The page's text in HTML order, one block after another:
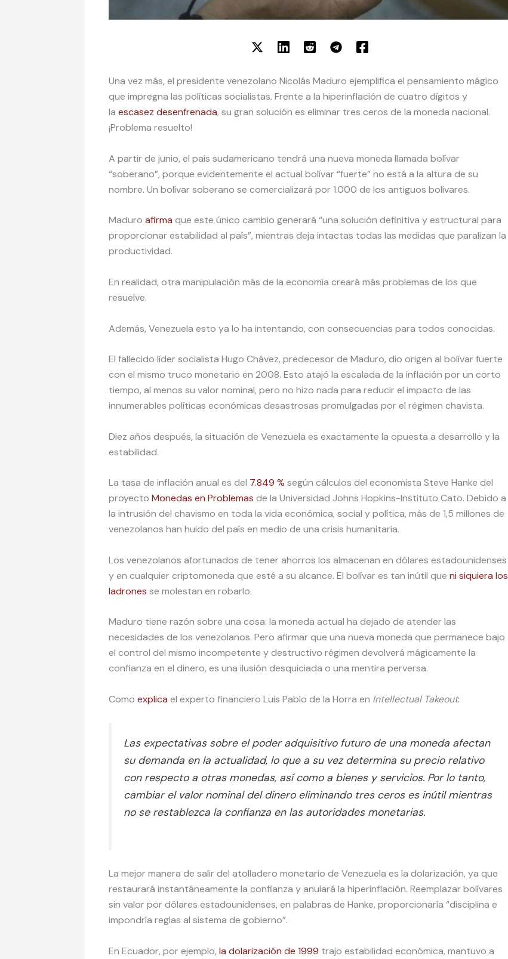
Una vez más, el presidente venezolano Nicolás Maduro ejemplifica el pensamiento mágico
que impregna las políticas socialistas. Frente a la hiperinflación de cuatro dígitos y
la escasez desenfrenada, su gran solución es eliminar tres ceros de la moneda nacional.
¡Problema resuelto!
A partir de junio, el país sudamericano tendrá una nueva moneda llamada bolívar
“soberano”, porque evidentemente el actual bolívar “fuerte” no está a la altura de su
nombre. Un bolívar soberano se comercializará por 1.000 de los antiguos bolívares.
Maduro afirma que este único cambio generará “una solución definitiva y estructural para
proporcionar estabilidad al país”, mientras deja intactas todas las medidas que paralizan la
productividad.
En realidad, otra manipulación más de la economía creará más problemas de los que
resuelve.
Además, Venezuela esto ya lo ha intentando, con consecuencias para todos conocidas.
El fallecido líder socialista Hugo Chávez, predecesor de Maduro, dio origen al bolívar fuerte
con el mismo truco monetario en 2008. Esto atajó la escalada de la inflación por un corto
tiempo, al menos su valor nominal, pero no hizo nada para reducir el impacto de las
innumerables políticas económicas desastrosas promulgadas por el régimen chavista.
Diez años después, la situación de Venezuela es exactamente la opuesta a desarrollo y la
estabilidad.
La tasa de inflación anual es del 7.849 % según cálculos del economista Steve Hanke del
proyecto Monedas en Problemas de la Universidad Johns Hopkins-Instituto Cato. Debido a
la intrusión del chavismo en toda la vida económica, social y política, más de 1,5 millones de
venezolanos han huido del país en medio de una crisis humanitaria.
Los venezolanos afortunados de tener ahorros los almacenan en dólares estadounidenses
y en cualquier criptomoneda que esté a su alcance. El bolívar es tan inútil que ni siquiera los
ladrones se molestan en robarlo.
Maduro tiene razón sobre una cosa: la moneda actual ha dejado de atender las
necesidades de los venezolanos. Pero afirmar que una nueva moneda que permanece bajo
el control del mismo incompetente y destructivo régimen devolverá mágicamente la
confianza en el dinero, es una ilusión desquiciada o una mentira perversa.
Como explica el experto financiero Luis Pablo de la Horra en Intellectual Takeout:
Las expectativas sobre el poder adquisitivo futuro de una moneda afectan
su demanda en la actualidad, lo que a su vez determina su precio relativo
con respecto a otras monedas, así como a bienes y servicios. Por lo tanto,
cambiar el valor nominal del dinero eliminando tres ceros es inútil mientras
no se restablezca la confianza en las autoridades monetarias.
La mejor manera de salir del atolladero monetario de Venezuela es la dolarización, ya que
restaurará instantáneamente la confianza y anulará la hiperinflación. Reemplazar bolívares
sin valor por dólares estadounidenses, en palabras de Hanke, proporcionaría “disciplina e
impondría reglas al sistema de gobierno”.
En Ecuador, por ejemplo, la dolarización de 1999 trajo estabilidad económica, mantuvo a